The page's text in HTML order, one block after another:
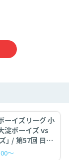
ーイズリーグ 小
淀ボーイズ vs
」 / 第57回 日本
～